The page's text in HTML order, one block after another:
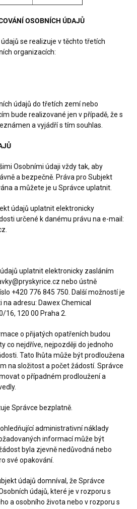
OSOBNÍCH ÚDAJŮ
se realizuje v těchto třetích
organizacích:
údajů do třetích zemí nebo
bude realizované jen v případě, že s
a vyjádří s tím souhlas.
Osobními údaji vždy tak, aby
a bezpečně. Práva pro Subjekt
a můžete je u Správce uplatnit.
údajů uplatnit elektronicky
určené k danému právu na e-mail:
uplatnit elektronicky zasláním
nebo ústně
+420 776 845 750 . Další možností je
adresu: Dawex Chemical
16, 120 00 Praha 2
o přijatých opatřeních budou
co nejdříve, nejpozději do jednoho
Tato lhůta může být prodloužena
na složitost a počet žádostí. Správce
o případném prodloužení a
Správce bezplatně.
administrativní náklady
informací může být
byla zjevně nedůvodná nebo
své opakování.
údajů domníval, že Správce
údajů, které je v rozporu s
a osobního života nebo v rozporu s